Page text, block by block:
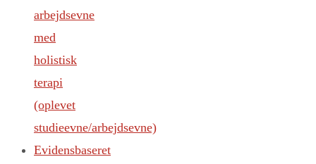
arbejdsevne
med
holistisk
terapi
(oplevet
studieevne/arbejdsevne)
Evidensbaseret